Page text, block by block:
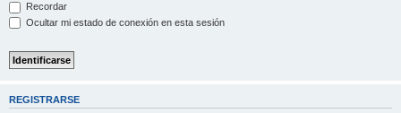
Recordar
Ocultar mi estado de conexión en esta sesión
REGISTRARSE